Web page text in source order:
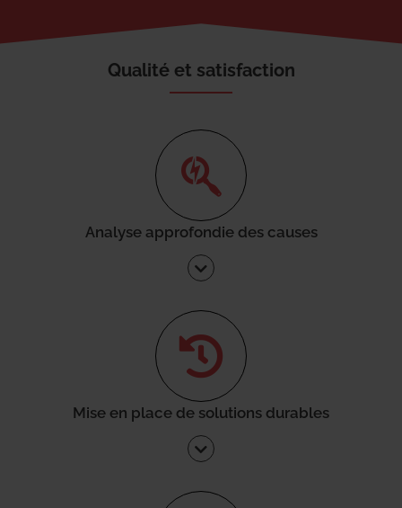
Qualité et satisfaction
Analyse approfondie des causes
Mise en place de solutions durables